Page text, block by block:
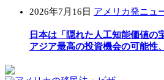
2026年7月16日 アメリカ発ニュ
日本は「隠れた人工知能価値の
アジア最高の投資機会の可能性